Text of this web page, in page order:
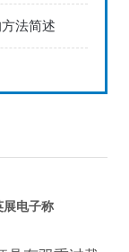
法简述
电子称